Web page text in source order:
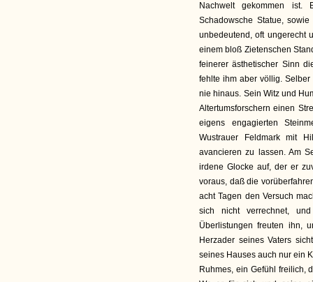
Nachwelt gekommen
Schadowsche Statue,
unbedeutend, oft ungerecht
einem bloß Zietenschen
feinerer ästhetischer Sinn
fehlte ihm aber völlig.
nie hinaus. Sein Witz und
Altertumsforschern einen
eigens engagierten
Wustrauer Feldmark mit
avancieren zu lassen. Am
irdene Glocke auf, der er
voraus, daß die
acht Tagen den Versuch
sich nicht verrechnet,
Überlistungen freuten ihn,
Herzader seines Vaters
seines Hauses auch nur ein
Ruhmes, ein Gefühl freilich,